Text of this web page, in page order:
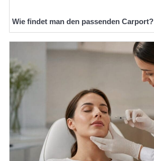
Wie findet man den passenden Carport?